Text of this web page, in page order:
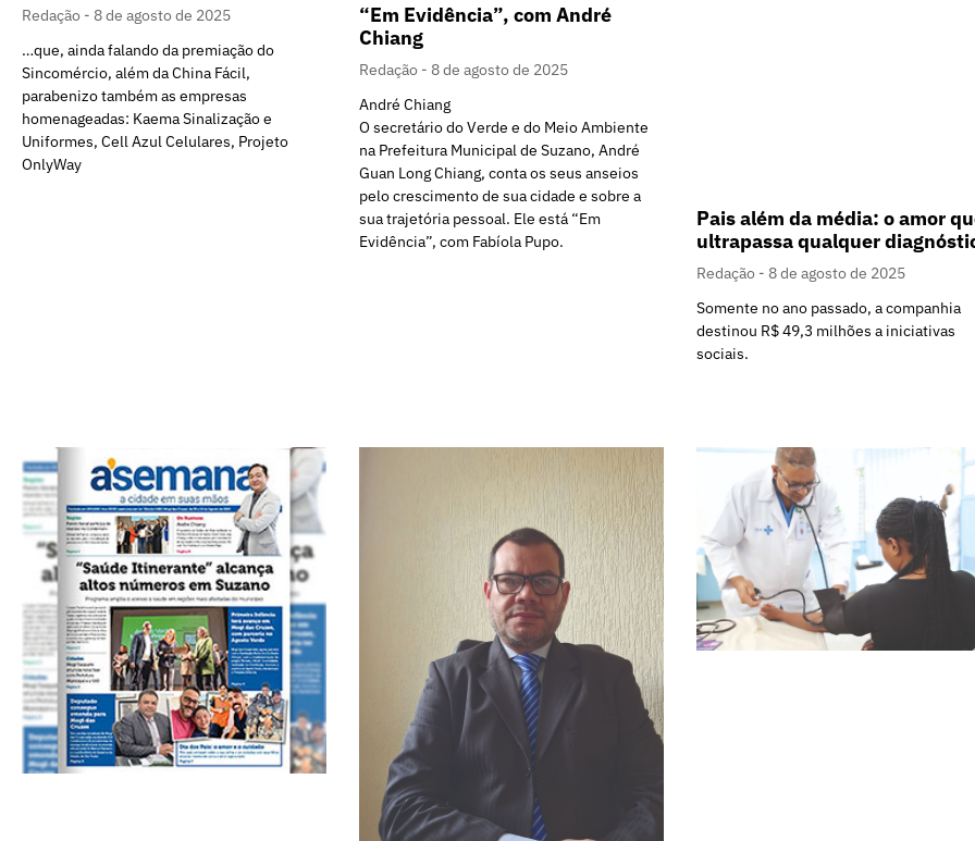
Redação
8 de agosto de 2025
…que, ainda falando da premiação do
Sincomércio, além da China Fácil,
parabenizo também as empresas
homenageadas: Kaema Sinalização e
Uniformes, Cell Azul Celulares, Projeto
OnlyWay
“Em Evidência”, com André
Chiang
Redação
8 de agosto de 2025
André Chiang
O secretário do Verde e do Meio Ambiente
na Prefeitura Municipal de Suzano, André
Guan Long Chiang, conta os seus anseios
pelo crescimento de sua cidade e sobre a
sua trajetória pessoal. Ele está “Em
Evidência”, com Fabíola Pupo.
Pais além da média: o amor
ultrapassa qualquer
Redação
8 de agosto de 2025
Somente no ano passado, a companhia
destinou R$ 49,3 milhões a iniciativas
sociais.